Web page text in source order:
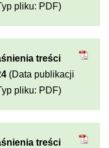
pliku: PDF)
treści
(Data publikacji
pliku: PDF)
treści